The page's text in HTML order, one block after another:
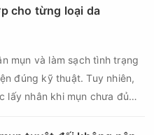
cho từng loại da
mụn và làm sạch tình trạng
đúng kỹ thuật. Tuy nhiên,
lấy nhân khi mụn chưa đủ
mụn một lần là vấn đề được